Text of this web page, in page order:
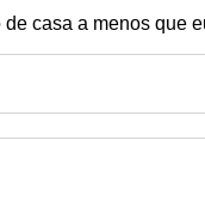
casa a menos que